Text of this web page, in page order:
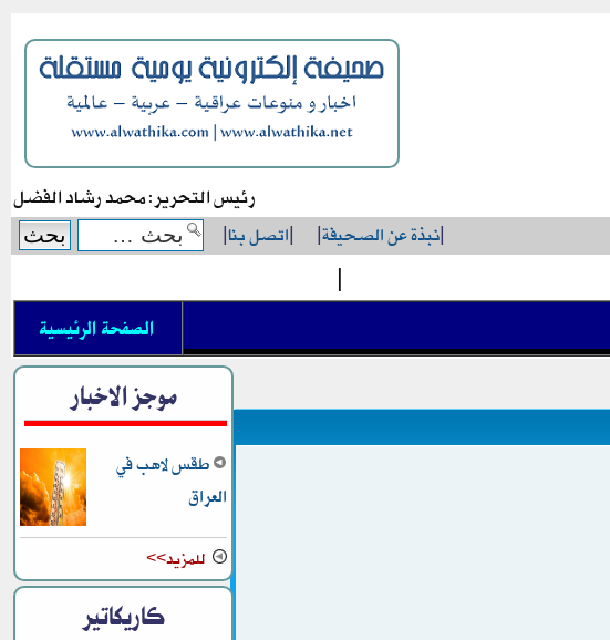
رئيس التحرير: محمد رشاد الفضل
|نبذة عن الصحيفة|
|اتصل بنا|
|
الصفحة الرئيسية
موجز الاخبار
طقس لاهب في
العراق
للمزيد>>
كاريكاتير